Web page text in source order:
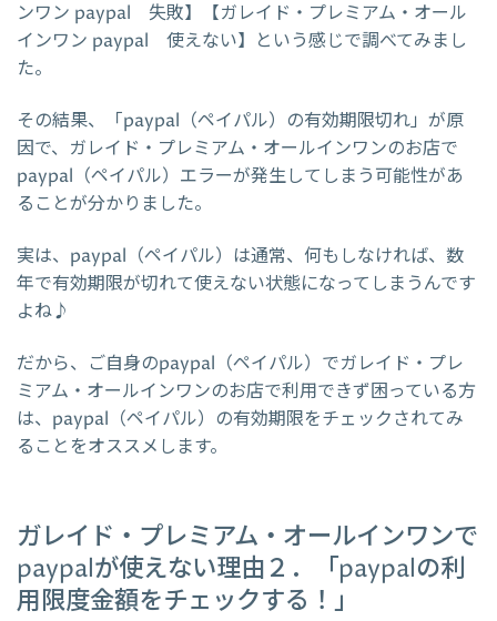
ンワン paypal 失敗】【ガレイド・プレミアム・オール
インワン paypal 使えない】という感じで調べてみまし
た。
その結果、「paypal（ペイパル）の有効期限切れ」が原
因で、ガレイド・プレミアム・オールインワンのお店で
paypal（ペイパル）エラーが発生してしまう可能性があ
ることが分かりました。
実は、paypal（ペイパル）は通常、何もしなければ、数
年で有効期限が切れて使えない状態になってしまうんです
よね♪
だから、ご自身のpaypal（ペイパル）でガレイド・プレ
ミアム・オールインワンのお店で利用できず困っている方
は、paypal（ペイパル）の有効期限をチェックされてみ
ることをオススメします。
ガレイド・プレミアム・オールインワンで
paypalが使えない理由２．「paypalの利
用限度金額をチェックする！」